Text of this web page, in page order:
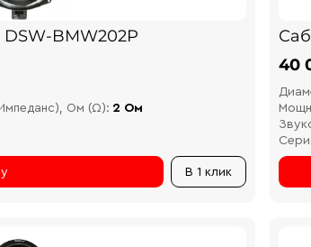
BMW202P
Ом (Ω): 2 Ом
В 1 клик
40